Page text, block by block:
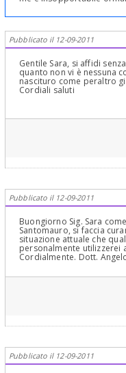
Pubblicato il 12-09-2011
Gentile Sara, si affidi
quanto non vi è nessuna
nascituro come peraltro
Cordiali saluti
Pubblicato il 12-09-2011
Buongiorno Sig. Sara
Santomauro, si faccia
situazione attuale che
personalmente utilizzerei
Cordialmente. Dott.
Pubblicato il 12-09-2011